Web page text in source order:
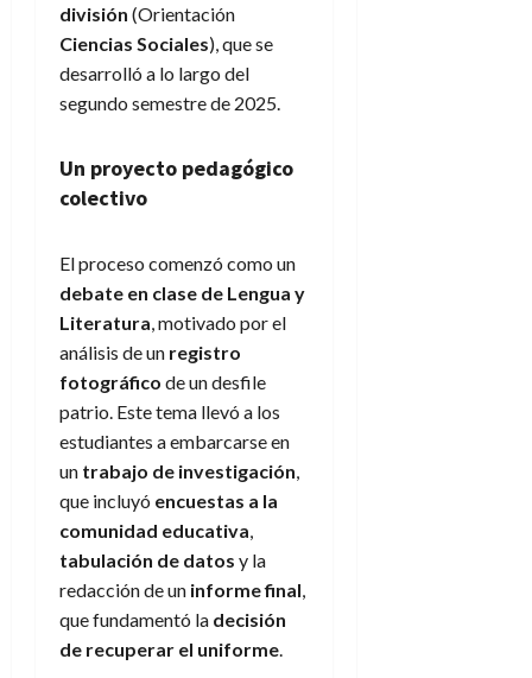
división (Orientación
Ciencias Sociales), que se
desarrolló a lo largo del
segundo semestre de 2025.
Un proyecto pedagógico
colectivo
El proceso comenzó como un
debate en clase de Lengua y
Literatura , motivado por el
análisis de un registro
fotográfico de un desfile
patrio. Este tema llevó a los
estudiantes a embarcarse en
un trabajo de investigación
que incluyó encuestas a la
comunidad educativa
tabulación de datos y la
redacción de un informe final
que fundamentó la decisión
de recuperar el uniforme